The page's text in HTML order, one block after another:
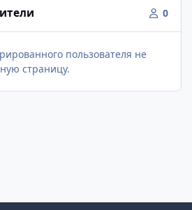
0
пользователя не
страницу.